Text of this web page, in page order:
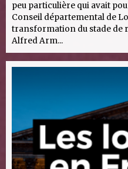
peu particulière qui avait
Conseil départemental de
transformation du stade de
Alfred Arm...